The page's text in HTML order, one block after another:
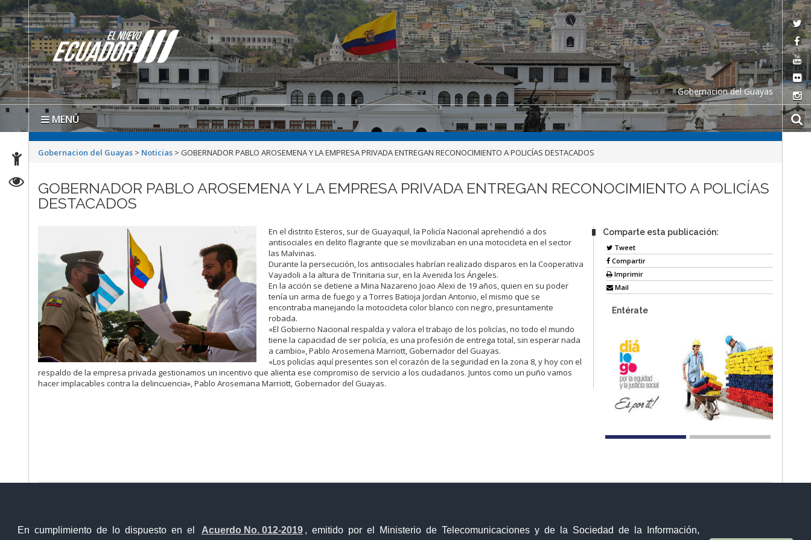
En cumplimiento de lo dispuesto en el Acuerdo No. 012-2019 , emitido por el Ministerio de Telecomunicaciones y de la Sociedad de la Información,
Gobernacion del Guayas
MENÚ
Gobernacion del Guayas > Noticias > GOBERNADOR PABLO AROSEMENA Y LA EMPRESA PRIVADA ENTREGAN RECONOCIMIENTO A POLICÍAS DESTACADOS
GOBERNADOR PABLO AROSEMENA Y LA EMPRESA PRIVADA ENTREGAN RECONOCIMIENTO A POLICÍAS
DESTACADOS
En el distrito Esteros, sur de Guayaquil, la Policía Nacional aprehendió a dos
antisociales en delito flagrante que se movilizaban en unamotocicleta en el sector
las Malvinas.
Durante la persecución, los antisociales habrían realizado disparosen la Cooperativa
Vayadoli a la altura de Trinitaria sur, en la Avenidalos Ángeles.
En la acción se detiene a Mina Nazareno Joao Alexi de 19 años,quien en su poder
tenía un arma de fuego y a Torres Batioja JordanAntonio, el mismo que se
encontraba manejando la motocicletacolor blanco con negro, presuntamente
robada.
«El Gobierno Nacional respalda y valora el trabajo de los policías, notodo el mundo
tiene la capacidad de ser policía, es una profesión de entrega total, sin esperar nada
a cambio»,Pablo ArosemenaMarriott, Gobernador del Guayas.
«Los policías aquí presentes son el corazón de la seguridad en la zona 8, y hoy con el
respaldo de la empresa privada gestionamosun incentivo que alienta ese compromiso de servicio a losciudadanos. Juntos como un puño vamos
hacer implacables contrala delincuencia»,Pablo Arosemana Marriott,Gobernador delGuayas.
Comparte esta publicación:
Tweet
Compartir
Imprimir
Mail
Entérate